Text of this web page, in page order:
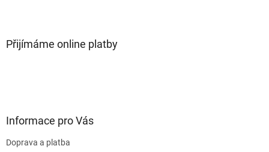
Přijímáme online platby
Informace pro Vás
Doprava a platba